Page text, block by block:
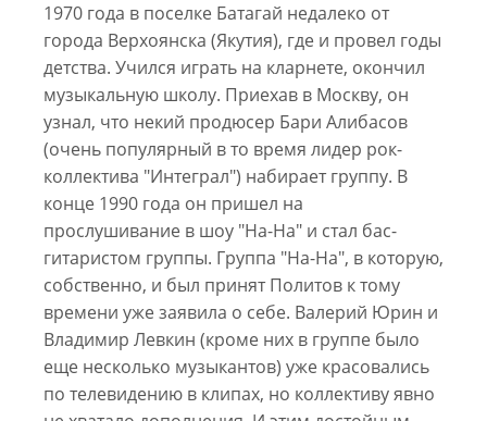
1970 года в поселке Батагай недалеко от
города Верхоянска (Якутия), где и провел годы
детства. Учился игpать на клаpнете, окончил
музыкальную школу. Приехав в Москву, он
узнал, что некий продюсер Бари Алибасов
(очень популярный в то время лидер рок-
коллектива "Интеграл") набирает группу. В
конце 1990 года он пpишел на
пpослушивание в шоу "На-На" и стал бас-
гитаpистом гpуппы. Группа "На-На", в которую,
собственно, и был принят Политов к тому
времени уже заявила о себе. Валерий Юрин и
Владимир Левкин (кроме них в группе было
еще несколько музыкантов) уже красовались
по телевидению в клипах, но коллективу явно